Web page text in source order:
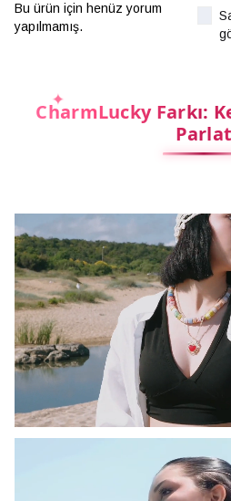
Bu ürün için henüz yorum
yapılmamış.
CharmLucky Farkı:
Parlat